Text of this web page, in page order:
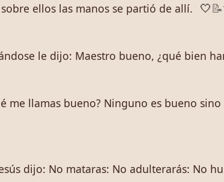
ellos las manos se partió de allí. 🤍 📝
le dijo: Maestro bueno, ¿qué bien
me llamas bueno? Ninguno es bueno
dijo: No mataras: No adulterarás: No